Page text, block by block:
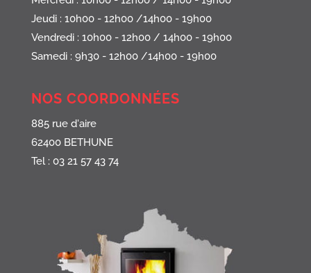
Jeudi : 10h00 - 12h00 /14h00 - 19h00
Vendredi : 10h00 - 12h00 / 14h00 - 19h00
Samedi : 9h30 - 12h00 /14h00 - 19h00
NOS COORDONNÉES
885 rue d'aire
62400 BETHUNE
Tel : 03 21 57 43 74